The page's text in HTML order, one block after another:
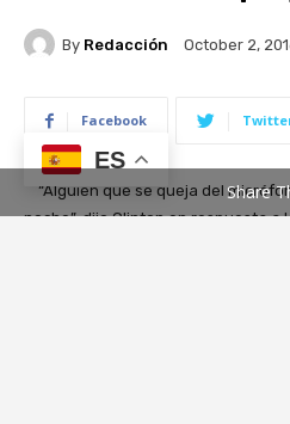
ES
Share